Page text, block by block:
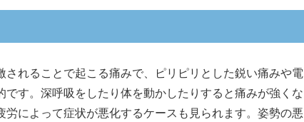
されることで起こる痛みで、ピリピリとした鋭い痛みや電
す。深呼吸をしたり体を動かしたりすると痛みが強くな
労によって症状が悪化するケースも見られます。姿勢の悪